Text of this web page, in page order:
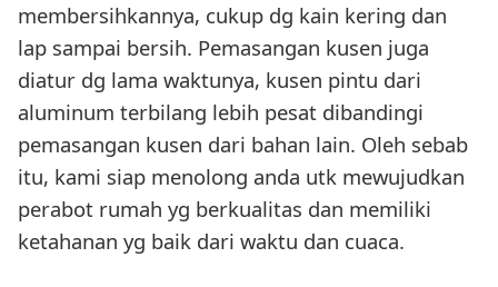
membersihkannya, cukup dg kain kering dan
lap sampai bersih. Pemasangan kusen juga
diatur dg lama waktunya, kusen pintu dari
aluminum terbilang lebih pesat dibandingi
pemasangan kusen dari bahan lain. Oleh sebab
itu, kami siap menolong anda utk mewujudkan
perabot rumah yg berkualitas dan memiliki
ketahanan yg baik dari waktu dan cuaca.